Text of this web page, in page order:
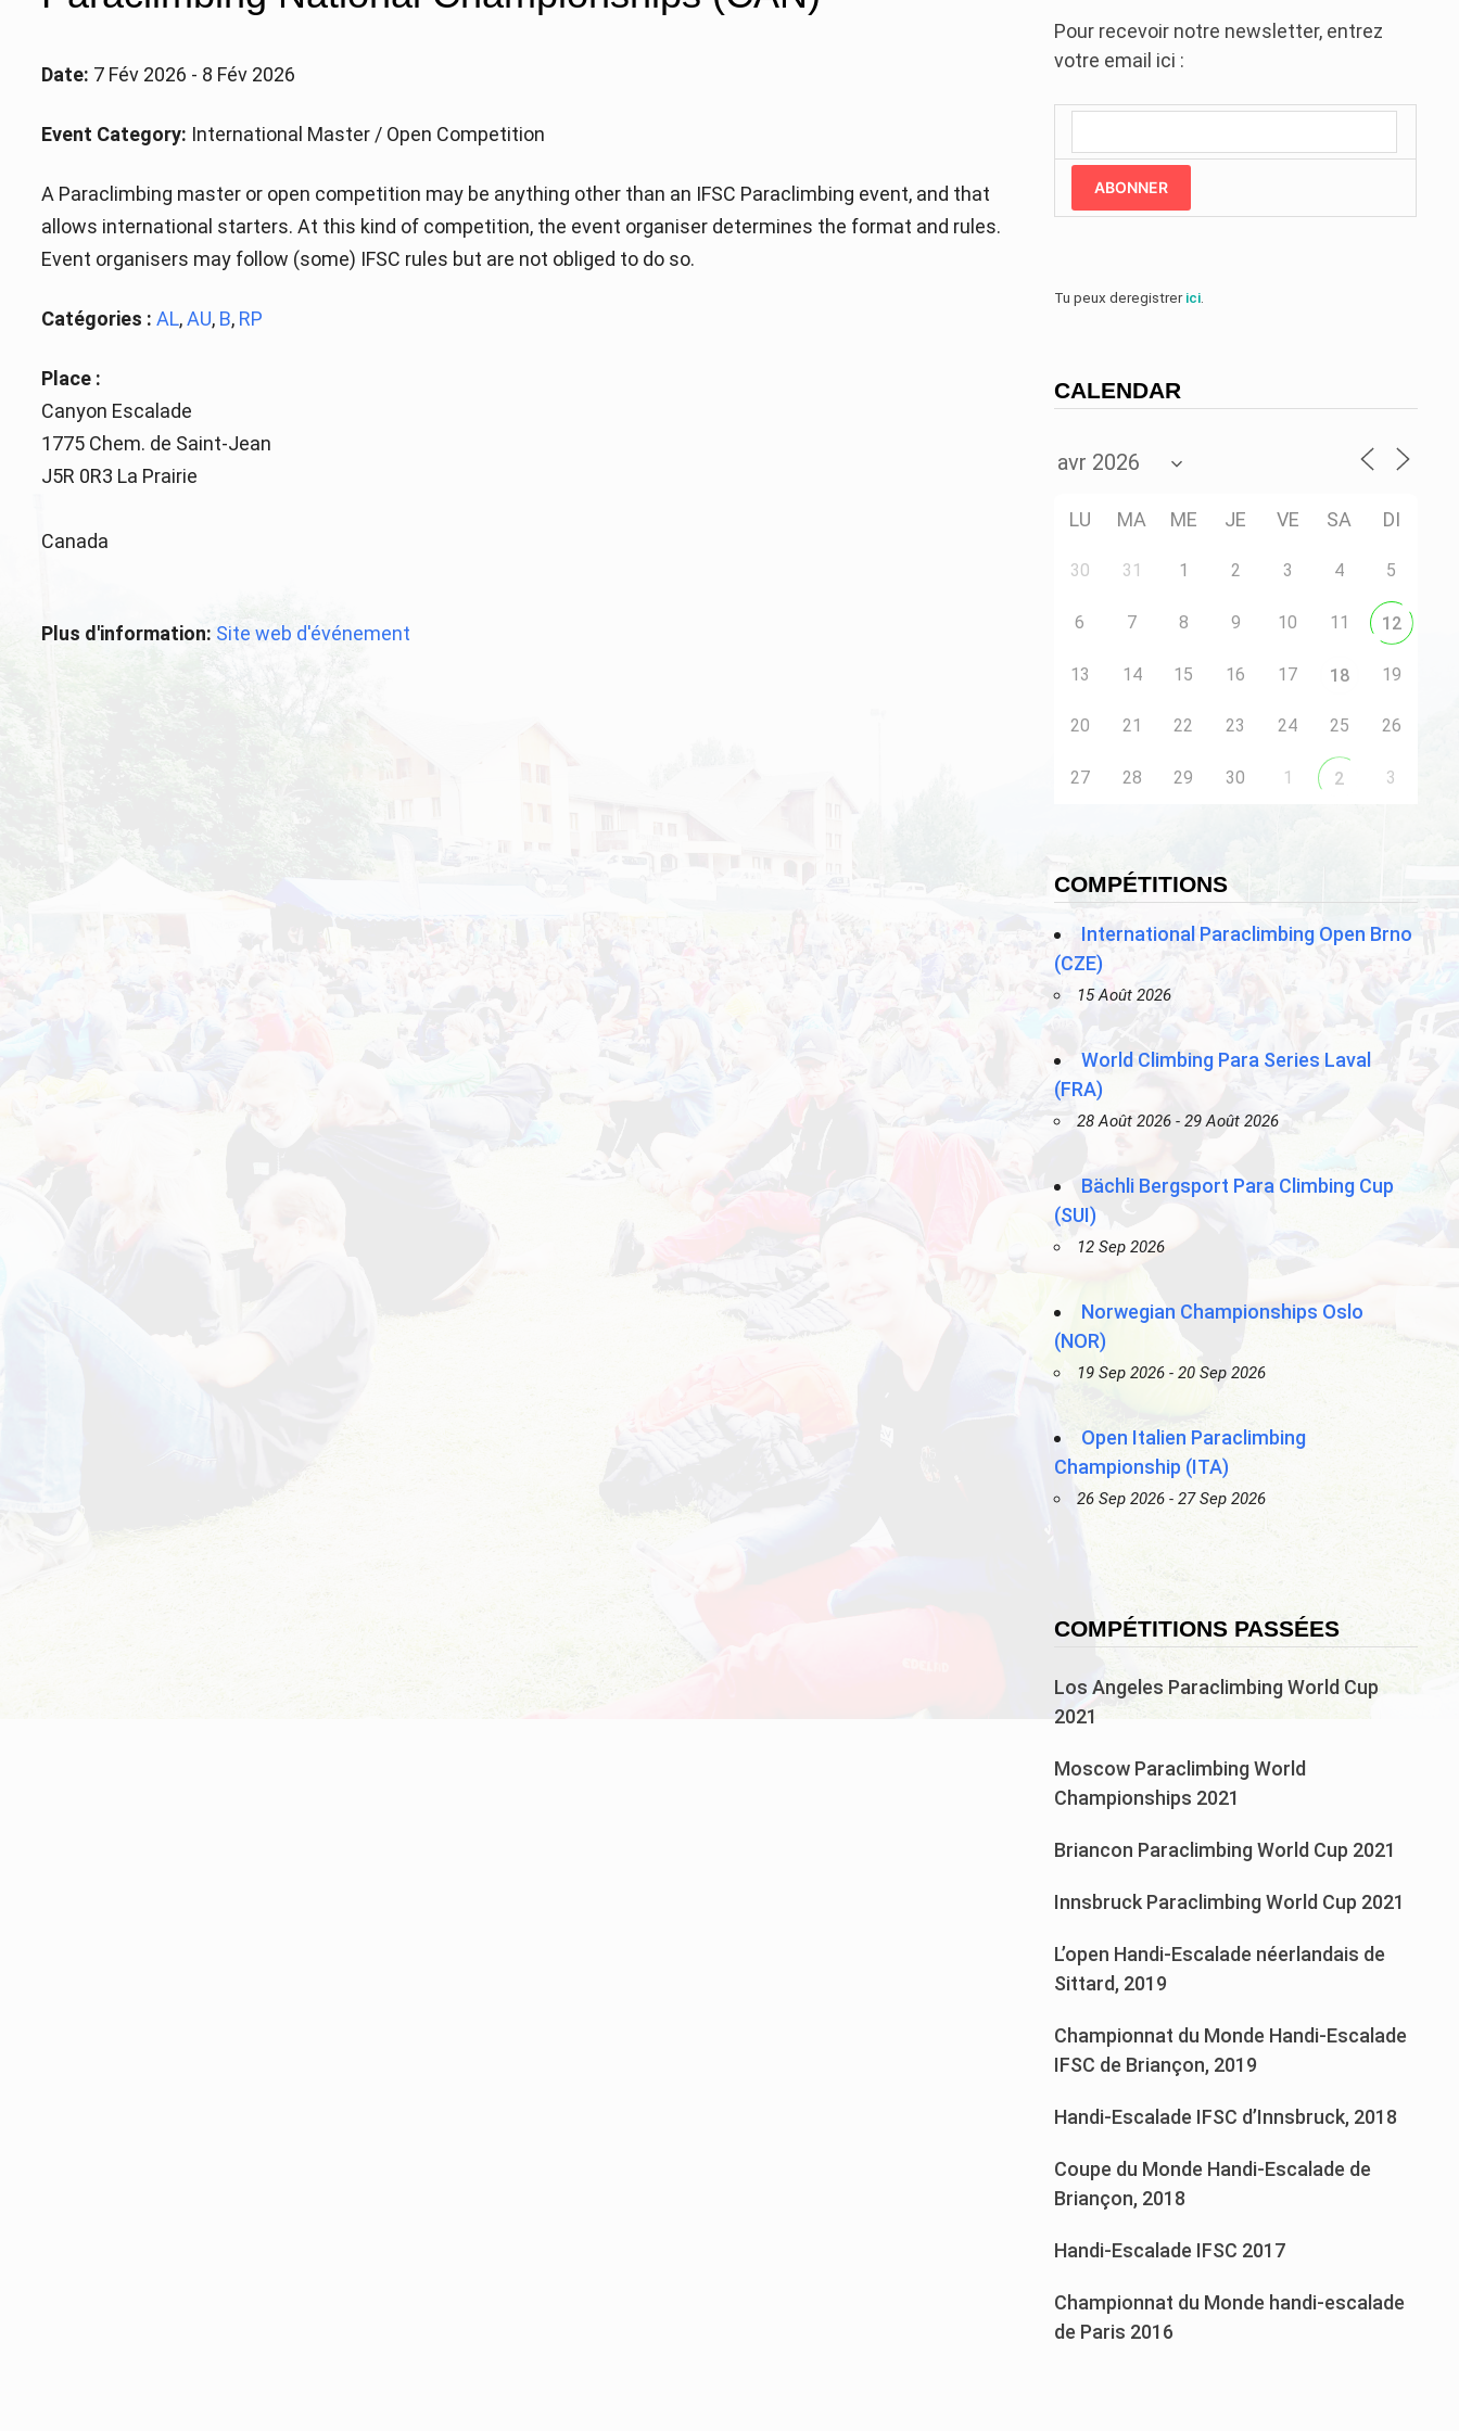
Date: 7 Fév 2026 - 8 Fév 2026
Event Category: International Master / Open Competition
A Paraclimbing master or open competition may be anything other than an IFSC Paraclimbing event, and that
allows international starters. At this kind of competition, the event organiser determines the format and rules.
Event organisers may follow (some) IFSC rules but are not obliged to do so.
Catégories : AL,AU, B, RP
Place :
Canyon Escalade
1775 Chem. de Saint-Jean
J5R 0R3 La Prairie
Canada
Plus d'information: Site web d'événement
Pour recevoir notre newsletter, entrez
votre email ici :
ABONNER
Tu peux deregistrerici.
CALENDAR
LU MA ME JE VE SA DI
30 31 1 2 3 4 5
6 7 8 9 10 11 12
13 14 15 16 17 18 19
20 21 22 23 24 25 26
27 28 29 30 1 2 3
COMPÉTITIONS
International Paraclimbing Open Brno
(CZE)
15 Août 2026
World Climbing Para Series Laval
(FRA)
28 Août 2026 - 29 Août 2026
Bächli Bergsport Para Climbing Cup
(SUI)
12 Sep 2026
Norwegian Championships Oslo
(NOR)
19 Sep 2026 - 20 Sep 2026
Open Italien Paraclimbing
Championship (ITA)
26 Sep 2026 - 27 Sep 2026
COMPÉTITIONS PASSÉES
Los Angeles Paraclimbing World Cup
2021
Moscow Paraclimbing World
Championships 2021
Briancon Paraclimbing World Cup 2021
Innsbruck Paraclimbing World Cup 2021
L’open Handi-Escalade néerlandais de
Sittard, 2019
Championnat du Monde Handi-Escalade
IFSC de Briançon, 2019
Handi-Escalade IFSC d’Innsbruck, 2018
Coupe du Monde Handi-Escalade de
Briançon, 2018
Handi-Escalade IFSC 2017
Championnat du Monde handi-escalade
de Paris 2016